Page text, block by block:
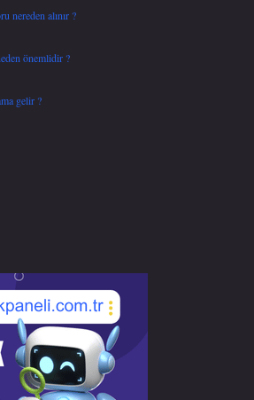
nereden alınır ?
önemlidir ?
gelir ?